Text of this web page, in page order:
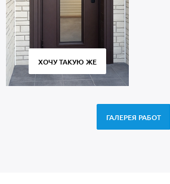
ХОЧУ ТАКУЮ ЖЕ
ГАЛЕРЕЯ РАБОТ